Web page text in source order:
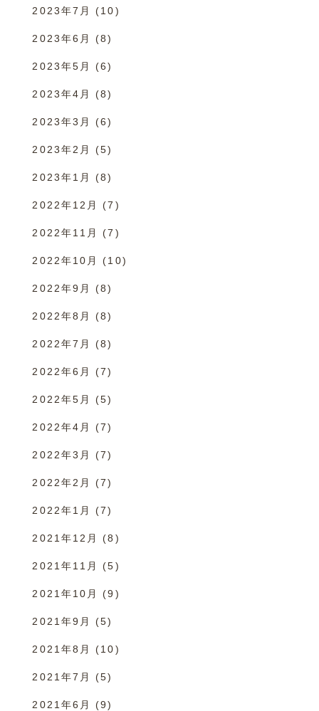
2023年7月 (10)
2023年6月 (8)
2023年5月 (6)
2023年4月 (8)
2023年3月 (6)
2023年2月 (5)
2023年1月 (8)
2022年12月 (7)
2022年11月 (7)
2022年10月 (10)
2022年9月 (8)
2022年8月 (8)
2022年7月 (8)
2022年6月 (7)
2022年5月 (5)
2022年4月 (7)
2022年3月 (7)
2022年2月 (7)
2022年1月 (7)
2021年12月 (8)
2021年11月 (5)
2021年10月 (9)
2021年9月 (5)
2021年8月 (10)
2021年7月 (5)
2021年6月 (9)